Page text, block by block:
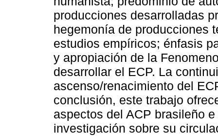
producciones desarrolladas
hegemonía de producciones
estudios empíricos; énfasis
y apropiación de la
desarrollar el ECP. La
ascenso/renacimiento del
conclusión, este trabajo
aspectos del ACP brasileño
investigación sobre su